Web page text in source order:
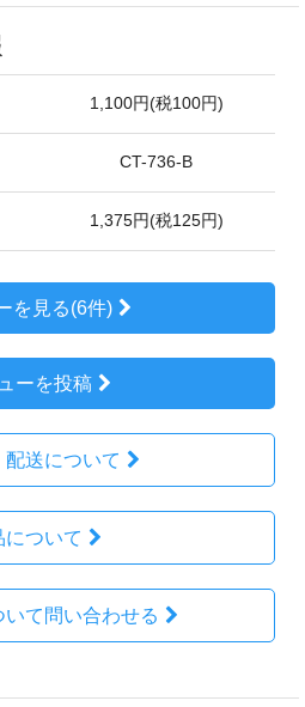
1,100円(税100円)
CT-736-B
1,375円(税125円)
を見る(6件)
ーを投稿
配送について
について
いて問い合わせる